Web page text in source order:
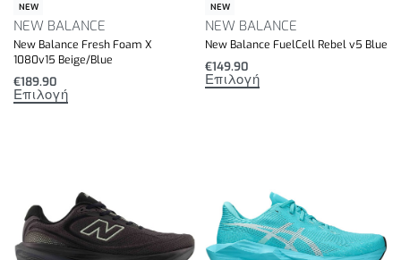
NEW
NEW BALANCE
New Balance Fresh Foam X
1080v15 Beige/Blue
€189.90
Επιλογή
NEW
NEW BALANCE
New Balance FuelCell Rebel v5 Blue
€149.90
Επιλογή